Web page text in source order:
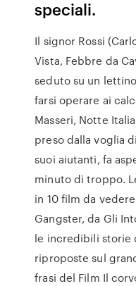
speciali.
Il signor Rossi
Vista, Febbre da
seduto su un
farsi operare ai
Masseri, Notte
preso dalla voglia
suoi aiutanti, fa
minuto di troppo.
in 10 film da
Gangster, da Gli
le incredibili storie
riproposte sul
frasi del Film Il